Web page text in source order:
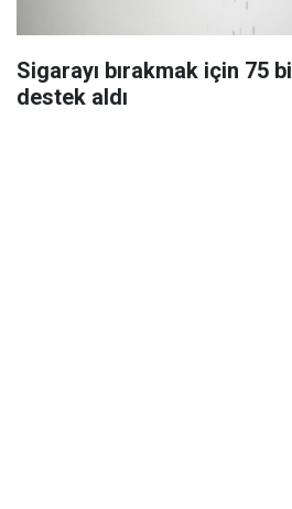
Sigarayı bırakmak için 75
destek aldı